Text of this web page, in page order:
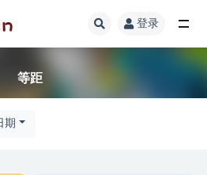
登录
等距
期